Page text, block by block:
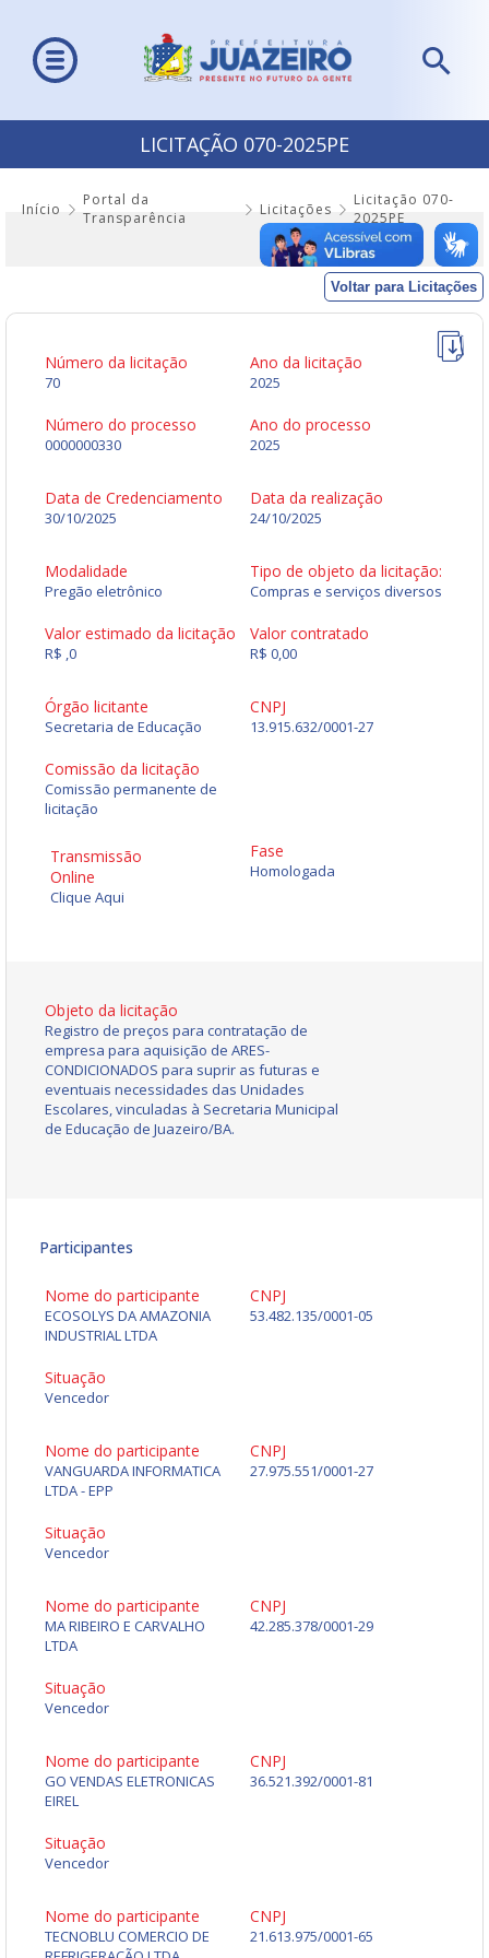
LICITAÇÃO 070-2025PE
Início
Portal da
Transparência
Licitações
Licitação 070-
2025PE
Voltar para Licitações
Número da licitação
70
Ano da licitação
2025
Número do processo
0000000330
Ano do processo
2025
Data de Credenciamento
30/10/2025
Data da realização
24/10/2025
Modalidade
Pregão eletrônico
Tipo de objeto da licitação:
Compras e serviços diversos
Valor estimado da licitação
R$ ,0
Valor contratado
R$ 0,00
Órgão licitante
Secretaria de Educação
CNPJ
13.915.632/0001-27
Comissão da licitação
Comissão permanente de
licitação
Transmissão
Online
Clique Aqui
Fase
Homologada
Objeto da licitação
Registro de preços para contratação de
empresa para aquisição de ARES-
CONDICIONADOS para suprir as futuras e
eventuais necessidades das Unidades
Escolares, vinculadas à Secretaria Municipal
de Educação de Juazeiro/BA.
Participantes
Nome do participante
ECOSOLYS DA AMAZONIA
INDUSTRIAL LTDA
CNPJ
53.482.135/0001-05
Situação
Vencedor
Nome do participante
VANGUARDA INFORMATICA
LTDA - EPP
CNPJ
27.975.551/0001-27
Situação
Vencedor
Nome do participante
MA RIBEIRO E CARVALHO
LTDA
CNPJ
42.285.378/0001-29
Situação
Vencedor
Nome do participante
GO VENDAS ELETRONICAS
EIREL
CNPJ
36.521.392/0001-81
Situação
Vencedor
Nome do participante
TECNOBLU COMERCIO DE
CNPJ
21.613.975/0001-65